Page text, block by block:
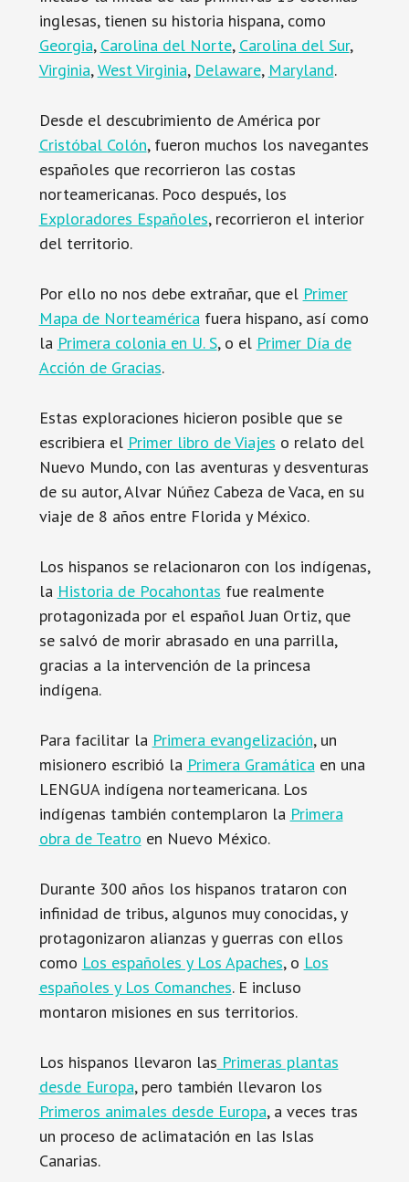
inglesas, tienen su historia hispana, como
Georgia, Carolina del Norte, Carolina del Sur,
Virginia,West Virginia, Delaware, Maryland.
Desde el descubrimiento de América por
Cristóbal Colón, fueron muchos los navegantes
españoles que recorrieron las costas
norteamericanas. Poco después, los
Exploradores Españoles, recorrieron el interior
del territorio.
Por ello no nos debe extrañar, que el Primer
Mapa de Norteaméricafuera hispano, así como
la Primera colonia en U. S, o el Primer Día de
Acción de Gracias.
Estas exploraciones hicieron posible que se
escribiera el Primer libro de Viajes o relato del
Nuevo Mundo, con las aventuras y desventuras
de su autor, Alvar Núñez Cabeza de Vaca, en su
viaje de 8 años entre Florida y México.
Los hispanos se relacionaron con los indígenas,
la Historia de Pocahontas fue realmente
protagonizada por el español Juan Ortiz, que
se salvó de morir abrasado en una parrilla,
gracias a la intervención de la princesa
indígena.
Para facilitar la Primera evangelización, un
misionero escribió la Primera Gramáticaen una
LENGUA indígena norteamericana. Los
indígenas también contemplaron la Primera
obra de Teatro en Nuevo México.
Durante 300 años los hispanos trataron con
infinidad de tribus, algunos muy conocidas, y
protagonizaron alianzas y guerras con ellos
como Los españoles y Los Apaches, o Los
españoles y Los Comanches. E incluso
montaron misiones en sus territorios.
Los hispanos llevaron las Primeras plantas
desde Europa, pero también llevaron los
Primeros animales desde Europa, a veces tras
un proceso de aclimatación en las Islas
Canarias.